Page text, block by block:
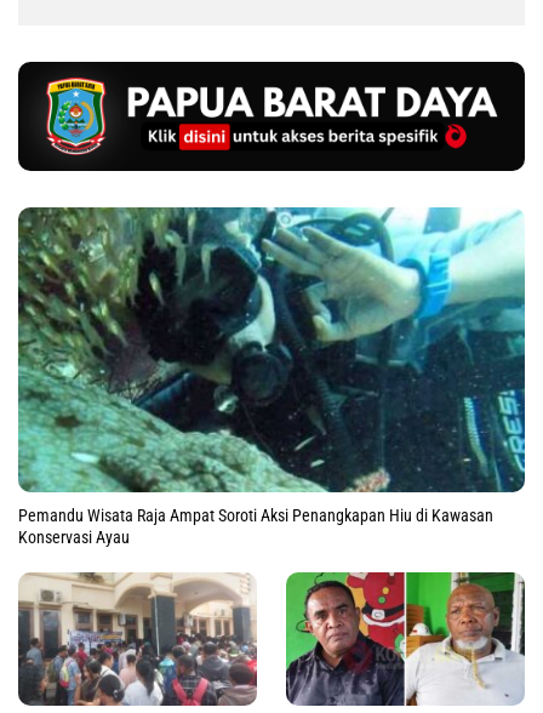
Pemandu Wisata Raja Ampat Soroti Aksi Penangkapan Hiu di Kawasan
Konservasi Ayau